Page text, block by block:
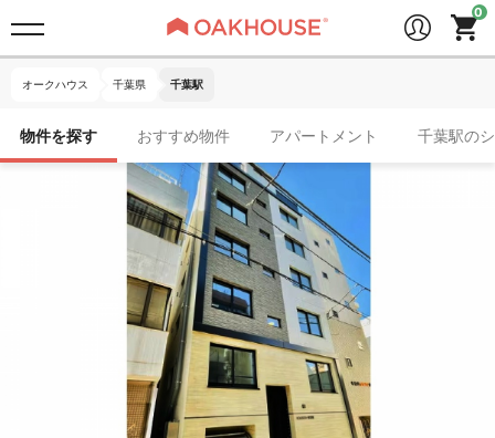
オークハウス 千葉県 千葉駅
物件を探す おすすめ物件 アパートメント 千葉駅の